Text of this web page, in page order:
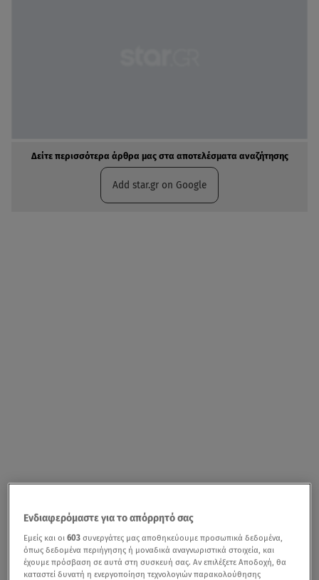
Δείτε περισσότερα άρθρα μας στα αποτελέσματα αναζήτησης
Add star.gr on Google
Ενδιαφερόμαστε για το απόρρητό σας
Εμείς και οι603 συνεργάτες μας αποθηκεύουμε προσωπικά δεδομένα,
όπως δεδομένα περιήγησης ή μοναδικά αναγνωριστικά στοιχεία, και
έχουμε πρόσβαση σε αυτά στη συσκευή σας. Αν επιλέξετε Αποδοχή, θα
καταστεί δυνατή η ενεργοποίηση τεχνολογιών παρακολούθησης